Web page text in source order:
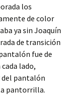
los
de color
ya sin Joaquín
de transición
fue de
lado,
del pantalón
pantorrilla.